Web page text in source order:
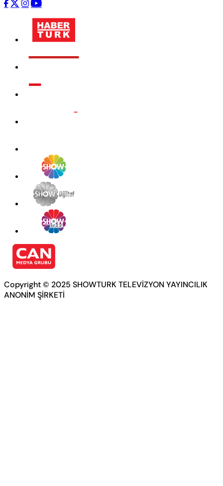
Copyright © 2025 SHOWTURK TELEVİZYON YAYINCILIK
ANONİM ŞİRKETİ